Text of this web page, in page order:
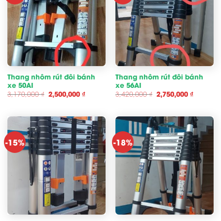
Thang nhôm rút đôi bánh
xe 50AI
3,170,000₫ Giá
gốc
2,500,000 ₫Giá
2,500,000 ₫.
Thang nhôm rút đôi bánh
xe 56AI
3,420,000₫ Giá
gốc
2,750,000 ₫Giá
-15% -18%